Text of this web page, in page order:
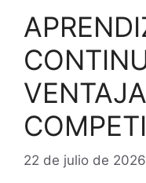
VENTAJA
22 de julio de 2026